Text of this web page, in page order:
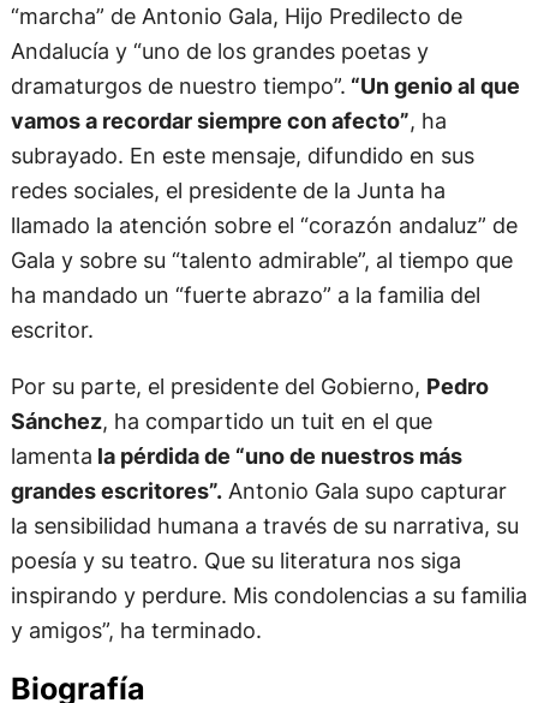
“marcha” de Antonio Gala, Hijo Predilecto de
Andalucía y “uno de los grandes poetas y
dramaturgos de nuestro tiempo”. “Un genio al que
vamos a recordar siempre con afecto”, ha
subrayado. En este mensaje, difundido en sus
redes sociales, el presidente de la Junta ha
llamado la atención sobre el “corazón andaluz” de
Gala y sobre su “talento admirable”, al tiempo que
ha mandado un “fuerte abrazo” a la familia del
escritor.
Por su parte, el presidente del Gobierno, Pedro
Sánchez, ha compartido un tuit en el que
lamenta la pérdida de “uno de nuestros más
grandes escritores”.Antonio Gala supo capturar
la sensibilidad humana a través de su narrativa, su
poesía y su teatro. Que su literatura nos siga
inspirando y perdure. Mis condolencias a su familia
y amigos”, ha terminado.
Biografía